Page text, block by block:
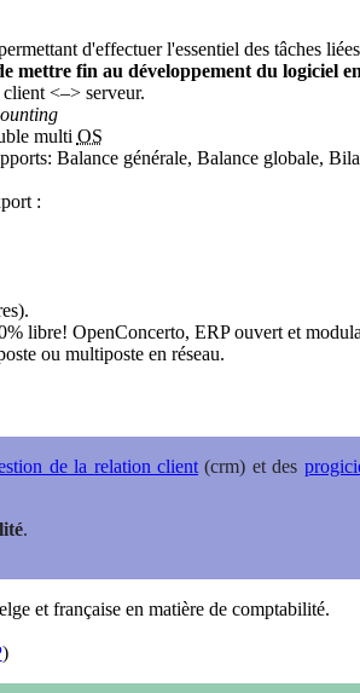
d'effectuer l'essentiel des tâches
mettre fin au développement du logiciel
<–> serveur.
multi OS
Balance générale, Balance globale,
:
libre! OpenConcerto, ERP ouvert et
ou multiposte en réseau.
de la relation client(crm) et des
.
et française en matière de comptabilité.
)